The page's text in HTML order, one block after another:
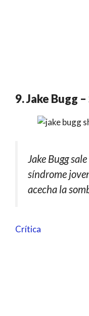
9. Jake Bugg
Jake Bugg
síndrome
acecha la
Crítica